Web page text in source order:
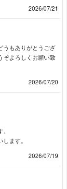
2026/07/21
うもありがとうござ
ぞよろしくお願い致
2026/07/20
ます。
2026/07/19